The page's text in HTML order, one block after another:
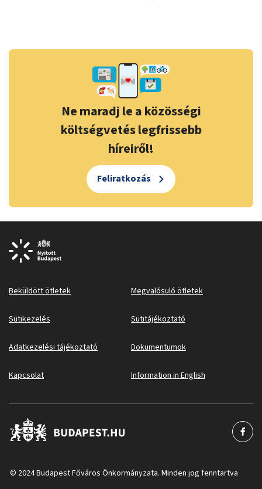
Ne maradj le a közösségi
költségvetés legfrissebb
híreiről!
Feliratkozás
Beküldött ötletek Megvalósuló ötletek
Sütikezelés Sütitájékoztató
Adatkezelési tájékoztató Dokumentumok
Kapcsolat Information in English
© 2024 Budapest Főváros Önkormányzata. Minden jog fenntartva